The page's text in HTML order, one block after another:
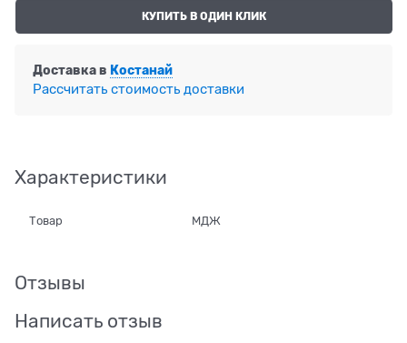
КУПИТЬ В ОДИН КЛИК
Доставка в Костанай
Рассчитать стоимость доставки
Характеристики
Товар МДЖ
Отзывы
Написать отзыв